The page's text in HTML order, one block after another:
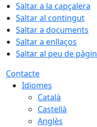
Saltar a la capçalera
Saltar al contingut
Saltar a documents
Saltar a enllaços
Saltar al peu de
Contacte
Idiomes
Català
Castellà
Anglès